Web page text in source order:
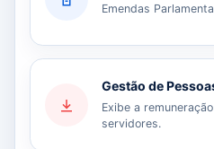
Emendas
Gestão de
Exibe a
servidores.